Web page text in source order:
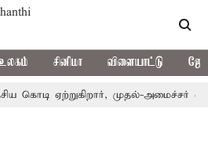
சினிமா விளையாட்டு
ஏற்றுகிறார், முதல்-அமைச்சர் விஜய்!